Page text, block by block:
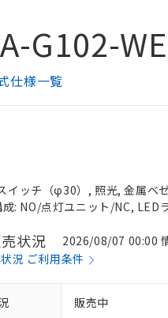
G102-WE
仕様一覧
イッチ（φ30）, 照光, 金属ベ
成: NO/点灯ユニット/NC,
状況
2026/08/07 00:00
況 ご利用条件
販売中